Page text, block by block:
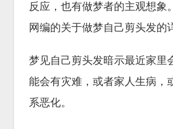
反应，也有做梦者的主观想象
网编的关于做梦自己剪头发的
梦见自己剪头发暗示最近家里
能会有灾难，或者家人生病，
系恶化。